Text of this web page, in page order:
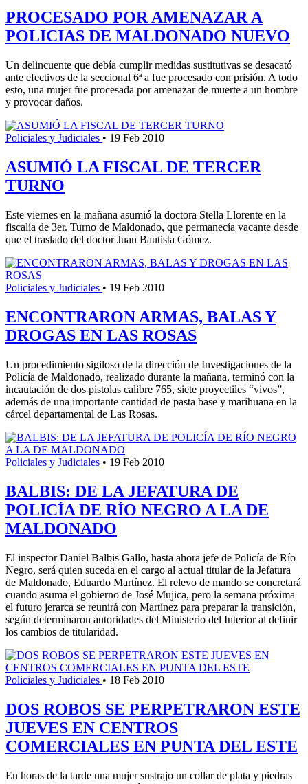
PROCESADO POR AMENAZAR A
POLICIAS DE MALDONADO NUEVO
Un delincuente que debía cumplir medidas sustitutivas se desacató
ante efectivos de la seccional 6ª a fue procesado con prisión. A todo
esto, una mujer fue procesada por amenazar de muerte a un hombre
y provocar daños.
Policiales y Judiciales • 19 Feb 2010
ASUMIÓ LA FISCAL DE TERCER
TURNO
Este viernes en la mañana asumió la doctora Stella Llorente en la
fiscalía de 3er. Turno de Maldonado, que permanecía vacante desde
que el traslado del doctor Juan Bautista Gómez.
Policiales y Judiciales • 19 Feb 2010
ENCONTRARON ARMAS, BALAS Y
DROGAS EN LAS ROSAS
Un procedimiento sigiloso de la dirección de Investigaciones de la
Policía de Maldonado, realizado durante la mañana, terminó con la
incautación de dos pistolas calibre 765, siete proyectiles “vivos”,
además de una importante cantidad de pasta base y marihuana en la
cárcel departamental de Las Rosas.
Policiales y Judiciales • 19 Feb 2010
BALBIS: DE LA JEFATURA DE
POLICÍA DE RÍO NEGRO A LA DE
MALDONADO
El inspector Daniel Balbis Gallo, hasta ahora jefe de Policía de Río
Negro, será quien suceda en el cargo al actual titular de la Jefatura
de Maldonado, Eduardo Martínez. El relevo de mando se concretará
cuando asuma el gobierno de José Mujica, pero la semana próxima
el futuro jerarca se reunirá con Martínez para preparar la transición,
según determinaron autoridades del Ministerio del Interior al definir
los cambios de titularidad.
Policiales y Judiciales • 18 Feb 2010
DOS ROBOS SE PERPETRARON ESTE
JUEVES EN CENTROS
COMERCIALES EN PUNTA DEL ESTE
En horas de la tarde una mujer sustrajo un collar de plata y piedras